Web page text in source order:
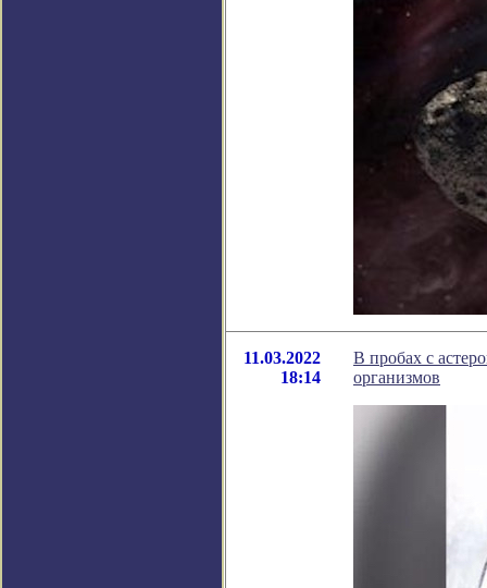
11.03.2022
18:14
В пробах с
организмов